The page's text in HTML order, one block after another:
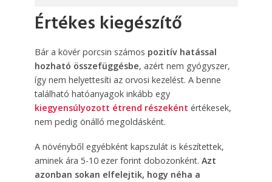
Értékes kiegészítő
Bár a kövér porcsin számos pozitív hatással
hozható összefüggésbe, azért nem gyógyszer,
így nem helyettesíti az orvosi kezelést. A benne
található hatóanyagok inkább egy
kiegyensúlyozott étrend részeként értékesek,
nem pedig önálló megoldásként.
A növényből egyébként kapszulát is készítettek,
aminek ára 5-10 ezer forint dobozonként. Azt
azonban sokan elfelejtik, hogy néha a